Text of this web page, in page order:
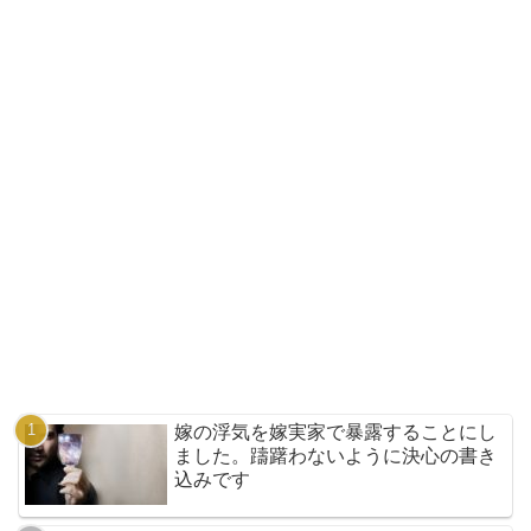
嫁の浮気を嫁実家で暴露することにし
ました。躊躇わないように決心の書き
込みです